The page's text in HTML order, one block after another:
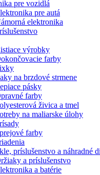
pre vozidlá
pre autá
elektronika
výrobky
farby
na brzdové strmene
pásky
farby
živica a tmel
na maliarske úlohy
farby
príslušenstvo a náhradné
a príslušenstvo
a batérie